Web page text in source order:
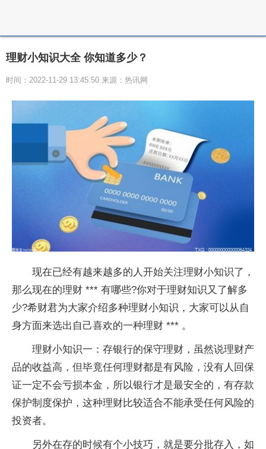
理财小知识大全 你知道多少？
时间：2022-11-29 13:45:50 来源：热讯网
现在已经有越来越多的人开始关注理财小知识了，
那么现在的理财 *** 有哪些?你对于理财知识又了解多
少?希财君为大家介绍多种理财小知识，大家可以从自
身方面来选出自己喜欢的一种理财 *** 。
理财小知识一：存银行的保守理财，虽然说理财产
品的收益高，但毕竟任何理财都是有风险，没有人回保
证一定不会亏损本金，所以银行才是最安全的，有存款
保护制度保护，这种理财比较适合不能承受任何风险的
投资者。
另外在存的时候有个小技巧，就是要分批存入，如